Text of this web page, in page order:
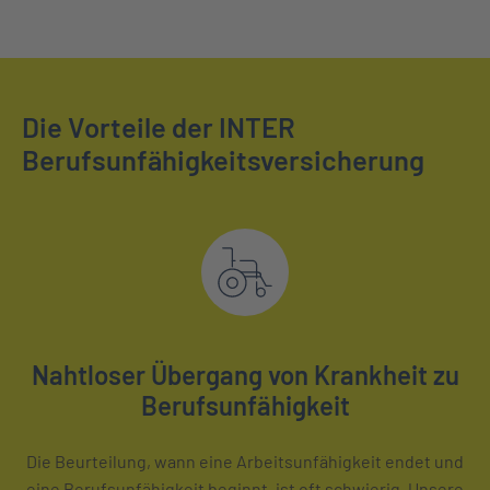
Die Vorteile der INTER
Berufsunfähigkeitsversicherung
Nahtloser Übergang von Krankheit zu
Berufsunfähigkeit
Die Beurteilung, wann eine Arbeitsunfähigkeit endet und